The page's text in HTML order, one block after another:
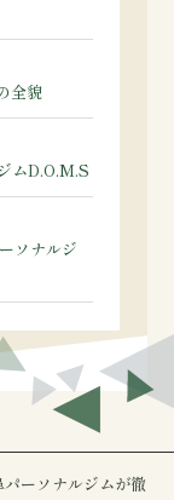
全貌
ムD.O.M.S
ソナルジ
ーソナルジムが徹